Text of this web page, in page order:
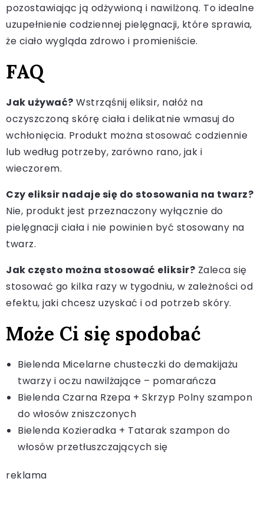
pozostawiając ją odżywioną i nawilżoną. To idealne
uzupełnienie codziennej pielęgnacji, które sprawia,
że ciało wygląda zdrowo i promieniście.
FAQ
Jak używać? Wstrząśnij eliksir, nałóż na
oczyszczoną skórę ciała i delikatnie wmasuj do
wchłonięcia. Produkt można stosować codziennie
lub według potrzeby, zarówno rano, jak i
wieczorem.
Czy eliksir nadaje się do stosowania na twarz?
Nie, produkt jest przeznaczony wyłącznie do
pielęgnacji ciała i nie powinien być stosowany na
twarz.
Jak często można stosować eliksir? Zaleca się
stosować go kilka razy w tygodniu, w zależności od
efektu, jaki chcesz uzyskać i od potrzeb skóry.
Może Ci się spodobać
Bielenda Micelarne chusteczki do demakijażu
twarzy i oczu nawilżające – pomarańcza
Bielenda Czarna Rzepa + Skrzyp Polny szampon
do włosów zniszczonych
Bielenda Kozieradka + Tatarak szampon do
włosów przetłuszczających się
reklama